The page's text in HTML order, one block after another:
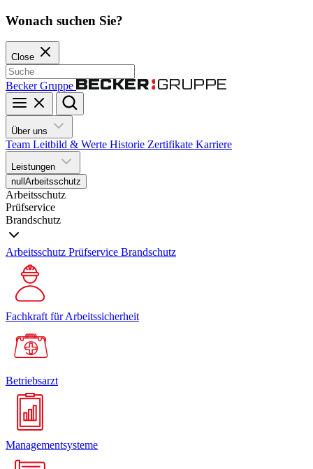
Wonach suchen Sie?
Close
Becker Gruppe
Über uns
Team Leitbild & Werte Historie Zertifikate Karriere
Leistungen
null Arbeitsschutz
Arbeitsschutz
Prüfservice
Brandschutz
Arbeitsschutz Prüfservice Brandschutz
Fachkraft für Arbeitssicherheit
Betriebsarzt
Managementsysteme